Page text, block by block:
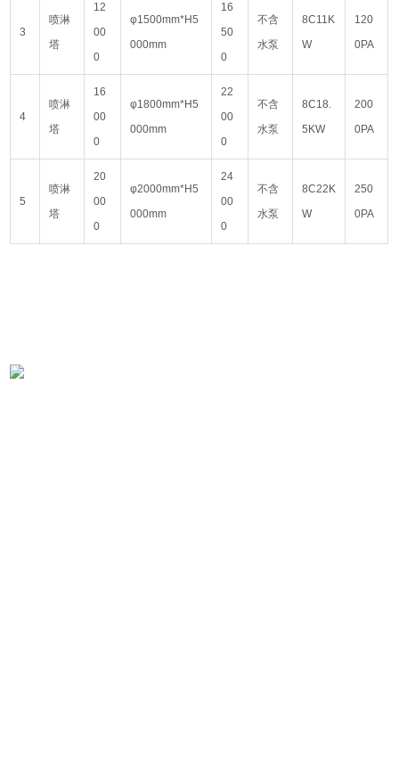
3
喷淋
塔
12
00
0
φ1500mm*H5
000mm
16
50
0
不含
水泵
8C11K
W
120
0PA
4
喷淋
塔
16
00
0
φ1800mm*H5
000mm
22
00
0
不含
水泵
8C18.
5KW
200
0PA
5
喷淋
塔
20
00
0
φ2000mm*H5
000mm
24
00
0
不含
水泵
8C22K
W
250
0PA